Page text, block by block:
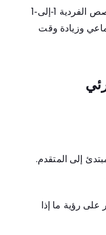
بالنسبة لكثير من الفتيات، تُعَد الحصص الفردية 1‑إلى‑1
وزيادة وقت
إلى المتقدم.
على رؤية ما إذا